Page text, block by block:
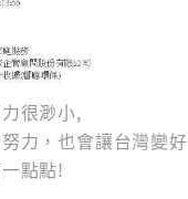
很渺小,
力，也會讓台灣變好
點點!